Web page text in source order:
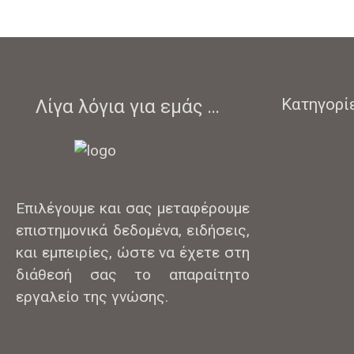
Λίγα λόγια για εμάς …
Επιλέγουμε και σας μεταφέρουμε
επιστημονικά δεδομένα, ειδήσεις,
και εμπειρίες, ώστε να έχετε στη
διάθεσή σας το απαραίτητο
εργαλείο της γνώσης.